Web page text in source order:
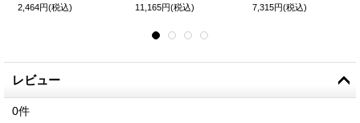
2,464円(税込)
11,165円(税込)
7,315円(税込)
レビュー
0件